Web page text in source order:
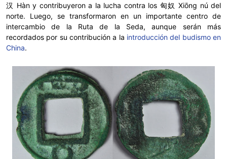
汉 Hàn y contribuyeron a la lucha contra los 匈奴 Xiōng nú del
norte. Luego, se transformaron en un importante centro de
intercambio de la Ruta de la Seda, aunque serán más
recordados por su contribución a la introducción del budismo en
China.